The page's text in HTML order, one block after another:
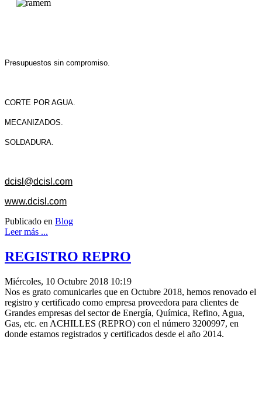
Presupuestos sin compromiso.
CORTE POR AGUA.
MECANIZADOS.
SOLDADURA.
dcisl@dcisl.com
www.dcisl.com
Publicado en Blog
Leer más ...
REGISTRO REPRO
Miércoles, 10 Octubre 2018 10:19
Nos es grato comunicarles que en Octubre 2018, hemos renovado el
registro y certificado como empresa proveedora para clientes de
Grandes empresas del sector de Energía, Química, Refino, Agua,
Gas, etc. en ACHILLES (REPRO) con el número 3200997, en
donde estamos registrados y certificados desde el año 2014.